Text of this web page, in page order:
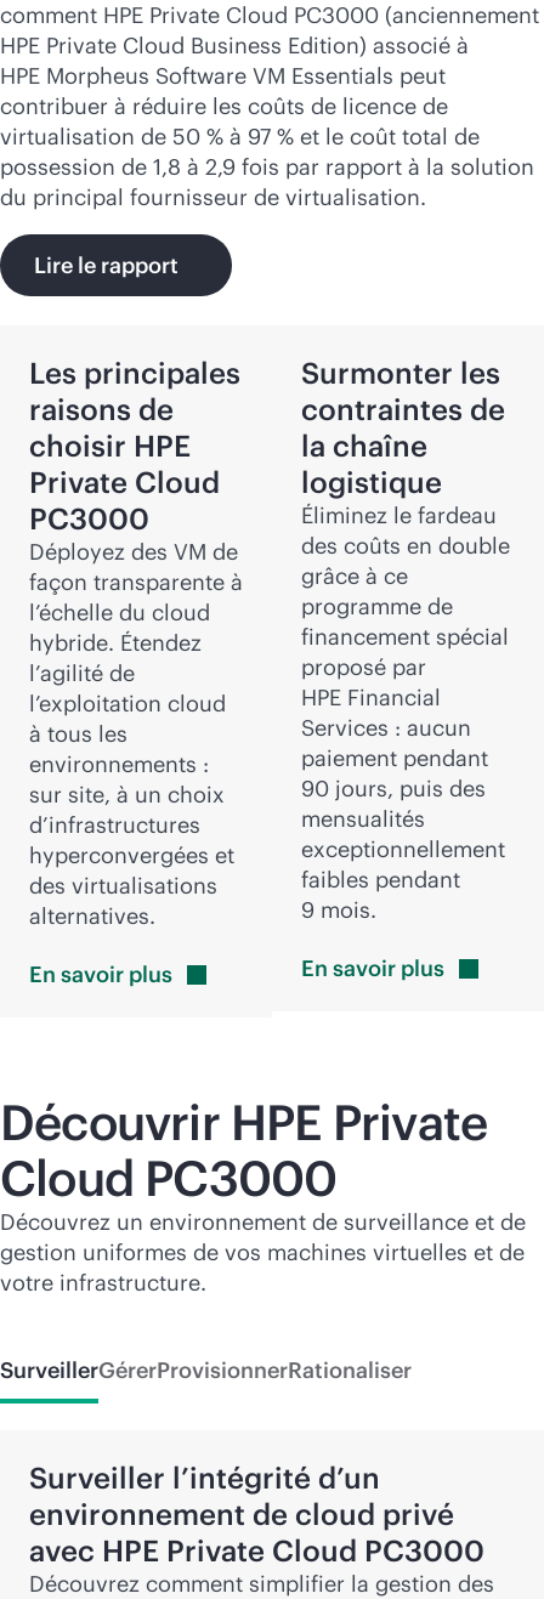
comment HPE Private Cloud PC3000 (anciennement
HPE Private Cloud Business Edition) associé à
HPE Morpheus Software VM Essentials peut
contribuer à réduire les coûts de licence de
virtualisation de 50 % à 97 % et le coût total de
possession de 1,8 à 2,9 fois par rapport à la solution
du principal fournisseur de virtualisation.
Lire le rapport
Les principales
raisons de
choisir HPE
Private Cloud
PC3000
Déployez des VM de
façon transparente à
l’échelle du cloud
hybride. Étendez
l’agilité de
l’exploitation cloud
à tous les
environnements :
sur site, à un choix
d’infrastructures
hyperconvergées et
des virtualisations
alternatives.
En savoir plus
Surmonter les
contraintes de
la chaîne
logistique
Éliminez le fardeau
des coûts en double
grâce à ce
programme de
financement spécial
proposé par
HPE Financial
Services : aucun
paiement pendant
90 jours, puis des
mensualités
exceptionnellement
faibles pendant
9 mois.
En savoir plus
Découvrir HPE Private
Cloud PC3000
Découvrez un environnement de surveillance et de
gestion uniformes de vos machines virtuelles et de
votre infrastructure.
SurveillerGérerProvisionnerRationaliser
Surveiller l’intégrité d’un
environnement de cloud privé
avec HPE Private Cloud PC3000
Découvrez comment simplifier la gestion des